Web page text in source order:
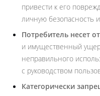
привести к его
личную безопасность
Потребитель несет
и имущественный
неправильного
с руководством
Категорически